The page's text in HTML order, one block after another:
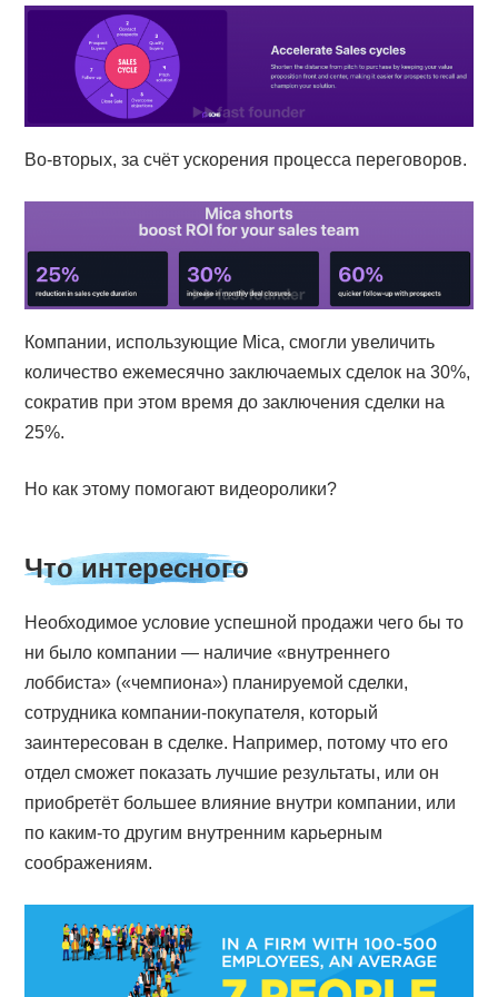
Во-вторых, за счёт ускорения процесса переговоров.
Компании, использующие Mica, смогли увеличить
количество ежемесячно заключаемых сделок на 30%,
сократив при этом время до заключения сделки на
25%.
Но как этому помогают видеоролики?
Что интересного
Необходимое условие успешной продажи чего бы то
ни было компании — наличие «внутреннего
лоббиста» («чемпиона») планируемой сделки,
сотрудника компании-покупателя, который
заинтересован в сделке. Например, потому что его
отдел сможет показать лучшие результаты, или он
приобретёт большее влияние внутри компании, или
по каким-то другим внутренним карьерным
соображениям.